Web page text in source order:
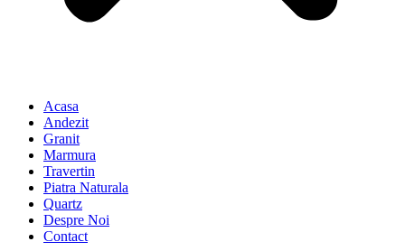
Acasa
Andezit
Granit
Marmura
Travertin
Piatra Naturala
Quartz
Despre Noi
Contact